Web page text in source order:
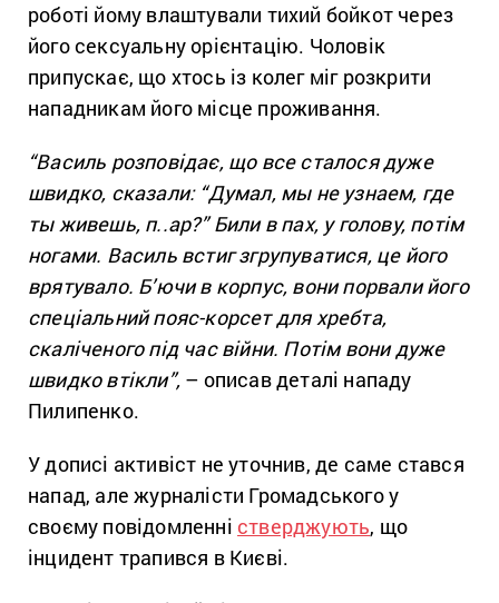
роботі йому влаштували тихий бойкот через
його сексуальну орієнтацію. Чоловік
припускає, що хтось із колег міг розкрити
нападникам його місце проживання.
“Василь розповідає, що все сталося дуже
швидко, сказали: “Думал, мы не узнаем, где
ты живешь, п..ар?” Били в пах, у голову, потім
ногами. Василь встиг згрупуватися, це його
врятувало. Б’ючи в корпус, вони порвали його
спеціальний пояс-корсет для хребта,
скаліченого під час війни. Потім вони дуже
швидко втікли”, – описав деталі нападу
Пилипенко.
У дописі активіст не уточнив, де саме стався
напад, але журналісти Громадського у
своєму повідомленні стверджують, що
інцидент трапився в Києві.